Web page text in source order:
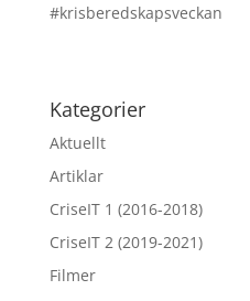
#krisberedskapsveckan
Kategorier
Aktuellt
Artiklar
CriseIT 1 (2016-2018)
CriseIT 2 (2019-2021)
Filmer